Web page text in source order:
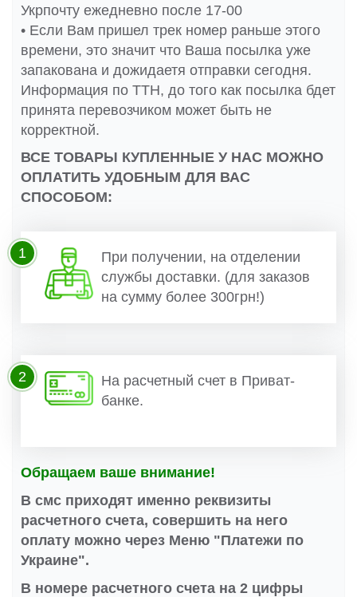
Укрпочту ежедневно после 17-00
• Если Вам пришел трек номер раньше этого
времени, это значит что Ваша посылка уже
запакована и дожидаетя отправки сегодня.
Информация по ТТН, до того как посылка бдет
принята перевозчиком может быть не
корректной.
ВСЕ ТОВАРЫ КУПЛЕННЫЕ У НАС МОЖНО
ОПЛАТИТЬ УДОБНЫМ ДЛЯ ВАС
СПОСОБОМ:
При получении, на отделении
службы доставки. (для заказов
на сумму более 300грн!)
1
На расчетный счет в Приват-
банке.
2
Обращаем ваше внимание!
В смс приходят именно реквизиты
расчетного счета, совершить на него
оплату можно через Меню "Платежи по
Украине".
В номере расчетного счета на 2 цифры